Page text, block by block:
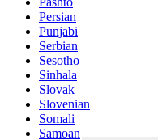
Persian
Punjabi
Serbian
Sesotho
Sinhala
Slovak
Slovenian
Somali
Samoan